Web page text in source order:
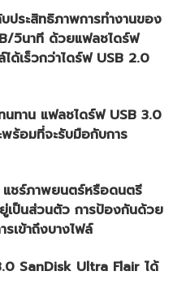
ระสิทธิภาพการทำงานของ
วินาที ด้วยแฟลชไดร์ฟ
ด้เร็วกว่าไดร์ฟ USB 2.0
นทาน แฟลชไดร์ฟ USB 3.0
ร้อมที่จะรับมือกับการ
ชร์ภาพยนตร์หรือดนตรี
เป็นส่วนตัว การป้องกันด้วย
เข้าถึงบางไฟล์
SanDisk Ultra Flair ได้